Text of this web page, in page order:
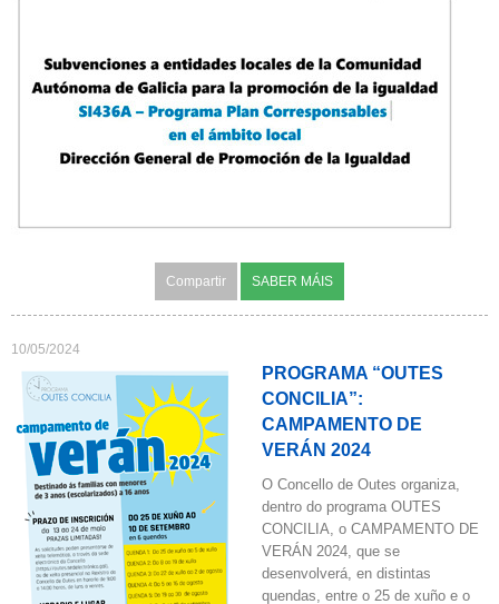
Compartir SABER MÁIS
10/05/2024
PROGRAMA “OUTES
CONCILIA”:
CAMPAMENTO DE
VERÁN 2024
O Concello de Outes organiza,
dentro do programa OUTES
CONCILIA, o CAMPAMENTO DE
VERÁN 2024, que se
desenvolverá, en distintas
quendas, entre o 25 de xuño e o